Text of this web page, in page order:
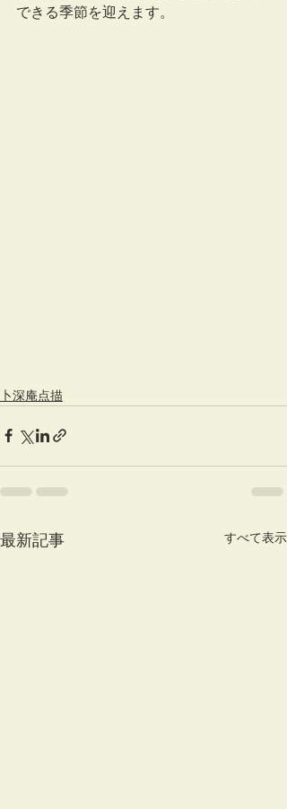
できる季節を迎えます。
卜深庵点描
最新記事 すべて表示